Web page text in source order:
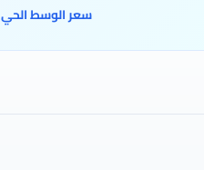
سعر الوسط الحي